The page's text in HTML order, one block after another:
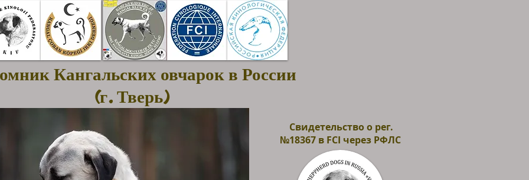
Кангальских овчарок в России
(г. Тверь)
Свидетельство о рег.
№18367 в FCI через РФЛС